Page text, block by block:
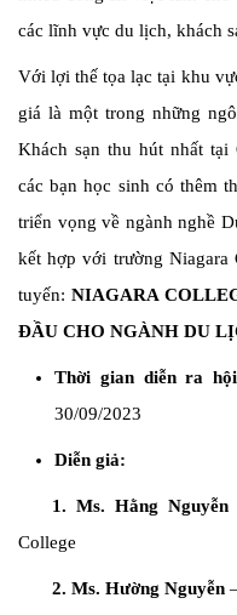
các lĩnh vực du lịch, khách
Với lợi thế tọa lạc tại khu
giá là một trong những
Khách sạn thu hút nhất
các bạn học sinh có thêm
triển vọng về ngành nghề
kết hợp với trường Niagara
tuyến: NIAGARA
ĐẦU CHO NGÀNH DU
Thời gian diễn ra
30/09/2023
Diễn giả:
1. Ms. Hằng Nguyễn
College
2. Ms. Hường Nguyễn